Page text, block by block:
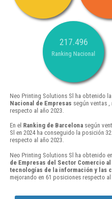
217.496
Ranking Nacional
Neo Printing Solutions Sl ha obtenido
Nacional de Empresas según ventas
respecto al año 2023.
En el Ranking de Barcelona según
Sl en 2024 ha conseguido la posición
respecto al año 2023.
Neo Printing Solutions Sl ha obtenido
de Empresas del Sector Comercio
tecnologías de la información y las
mejorando en 61 posiciones respecto al